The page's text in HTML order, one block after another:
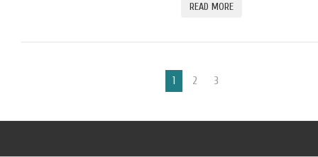
READ MORE
1 2 3